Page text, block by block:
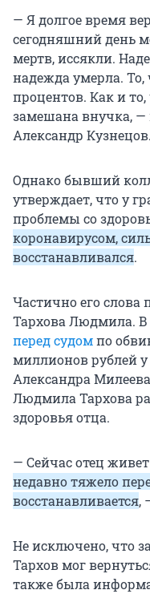
— Я долгое время
сегодняшний день
мертв, иссякли.
надежда умерла. То,
процентов. Как и
замешана внучка, —
Александр Кузнецов.
Однако бывший
утверждает, что у
проблемы со
коронавирусом,
восстанавливался.
Частично его слова
Тархова Людмила. В
перед судомпо
миллионов рублей
Александра
Людмила Тархова
здоровья отца.
— Сейчас отец
недавно тяжело
восстанавливается,
Не исключено, что
Тархов мог
также была